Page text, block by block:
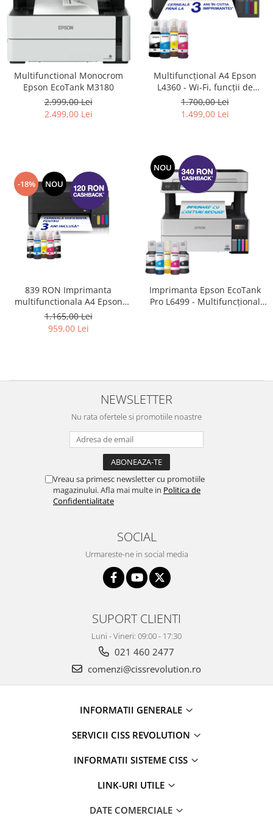
Multifunctional Monocrom
Epson EcoTank M3180
2.999,00 Lei
2.499,00 Lei
Multifuncțional A4 Epson
L4360 - Wi-Fi, funcții de
scanare, copiere și imprimare
față-verso (Inlocuieste
1.700,00 Lei
1.499,00 Lei
-18% NOU
839 RON Imprimanta
multifunctionala A4 Epson
L3350 cu Scanner si Wifi #
1.165,00 Lei
959,00 Lei
NOU
Imprimanta Epson EcoTank
Pro L6499 - Multifuncțional
NEWSLETTER
Nu rata ofertele si promotiile noastre
Vreau sa primesc newsletter cu promotiile
magazinului. Afla mai multe in Politica de
Confidentialitate
SOCIAL
Urmareste-ne in social media
SUPORT CLIENTI
Luni - Vineri: 09:00 - 17:30
021 460 2477
comenzi@cissrevolution.ro
INFORMATII GENERALE
SERVICII CISS REVOLUTION
INFORMATII SISTEME CISS
LINK-URI UTILE
DATE COMERCIALE